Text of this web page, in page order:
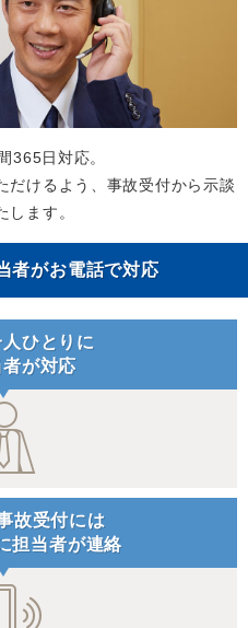
365日対応。
だけるよう、事故受付から示談
ます。
者がお電話で対応
ひとりに
が対応
故受付には
担当者が連絡